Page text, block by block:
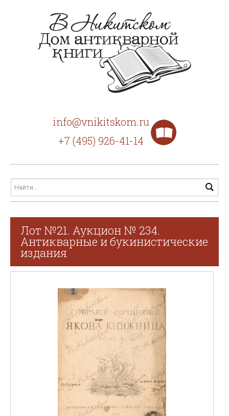
info@vnikitskom.ru
+7 (495) 926-41-14
Лот №21. Аукцион № 234.
Антикварные и букинистические
издания